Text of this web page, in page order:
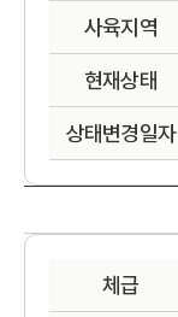
사육지역
현재상태
상태변경일자
체급